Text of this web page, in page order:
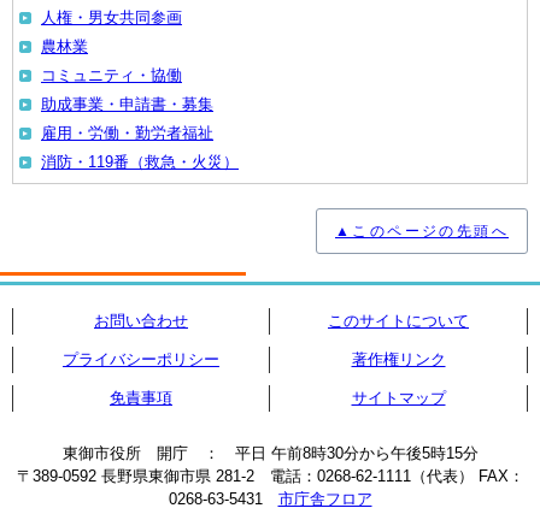
人権・男女共同参画
農林業
コミュニティ・協働
助成事業・申請書・募集
雇用・労働・勤労者福祉
消防・119番（救急・火災）
▲このページの先頭へ
お問い合わせ このサイトについて
プライバシーポリシー 著作権リンク
免責事項 サイトマップ
東御市役所 開庁 ： 平日 午前8時30分から午後5時15分
〒389-0592 長野県東御市県 281-2 電話：0268-62-1111（代表） FAX：
0268-63-5431 市庁舎フロア